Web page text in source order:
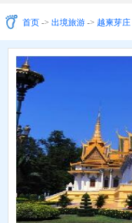
首页 -> 出境旅游 -> 越柬芽庄